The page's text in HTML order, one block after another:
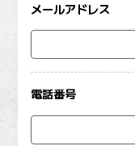
メールアドレス
電話番号